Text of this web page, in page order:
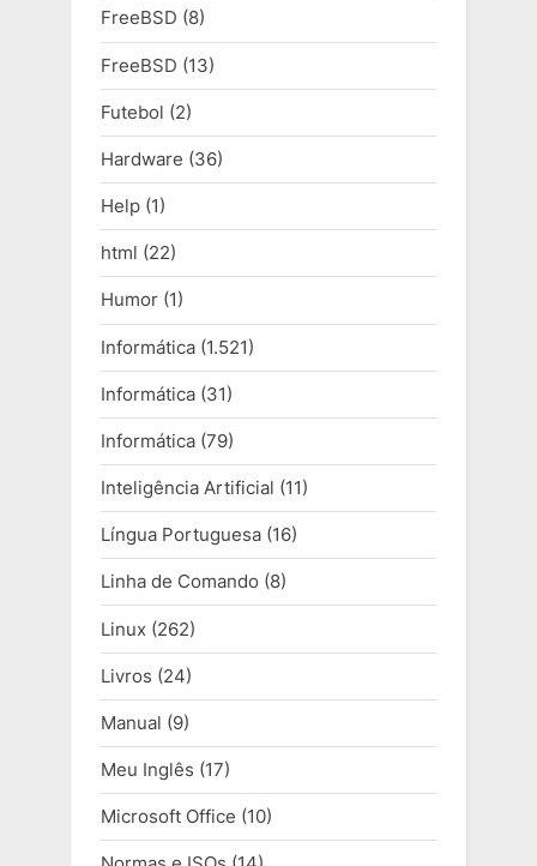
FreeBSD (8)
FreeBSD (13)
Futebol (2)
Hardware (36)
Help (1)
html (22)
Humor (1)
Informática (1.521)
Informática (31)
Informática (79)
Inteligência Artificial (11)
Língua Portuguesa (16)
Linha de Comando (8)
Linux (262)
Livros (24)
Manual (9)
Meu Inglês (17)
Microsoft Office (10)